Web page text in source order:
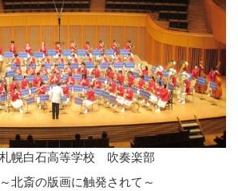
幌白石高等学校 吹奏楽部
北斎の版画に触発されて～